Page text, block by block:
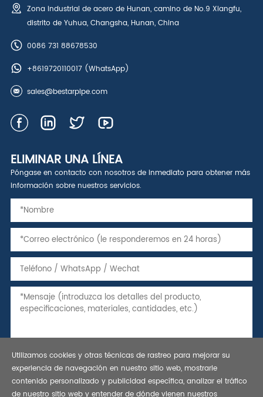
Zona industrial de acero de Hunan, camino de No.9 Xiangfu,
distrito de Yuhua, Changsha, Hunan, China
0086 731 88678530
+8619720110017(WhatsApp)
sales@bestarpipe.com
ELIMINAR UNA LÍNEA
Póngase en contacto con nosotros de inmediato para obtener más
información sobre nuestros servicios.
Utilizamos cookies y otras técnicas de rastreo para mejorar su
experiencia de navegación en nuestro sitio web, mostrarle
contenido personalizado y publicidad específica, analizar el tráfico
de nuestro sitio web y entender de dónde vienen nuestros